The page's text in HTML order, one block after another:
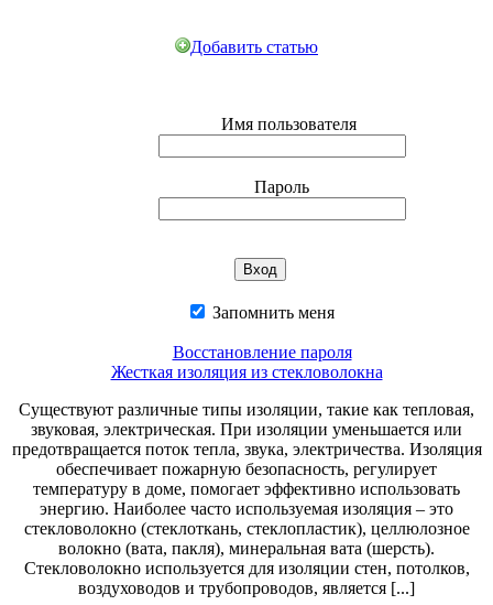
Добавить статью
Имя пользователя
Пароль
Запомнить меня
Восстановление пароля
Жесткая изоляция из стекловолокна
Существуют различные типы изоляции, такие как тепловая,
звуковая, электрическая. При изоляции уменьшается или
предотвращается поток тепла, звука, электричества. Изоляция
обеспечивает пожарную безопасность, регулирует
температуру в доме, помогает эффективно использовать
энергию. Наиболее часто используемая изоляция – это
стекловолокно (стеклоткань, стеклопластик), целлюлозное
волокно (вата, пакля), минеральная вата (шерсть).
Стекловолокно используется для изоляции стен, потолков,
воздуховодов и трубопроводов, является [...]